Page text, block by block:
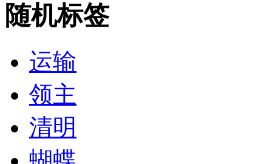
随机标签
运输
领主
清明